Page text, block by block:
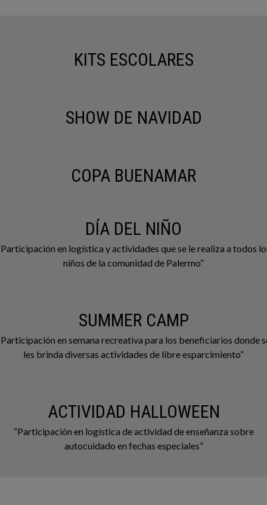
KITS ESCOLARES
SHOW DE NAVIDAD
COPA BUENAMAR
DÍA DEL NIÑO
en logística y actividades que se le realiza a todos
niños de la comunidad de Palermo”
SUMMER CAMP
en semana recreativa para los beneficiarios donde
les brinda diversas actividades de libre esparcimiento”
ACTIVIDAD HALLOWEEN
“Participación en logística de actividad de enseñanza sobre
autocuidado en fechas especiales”